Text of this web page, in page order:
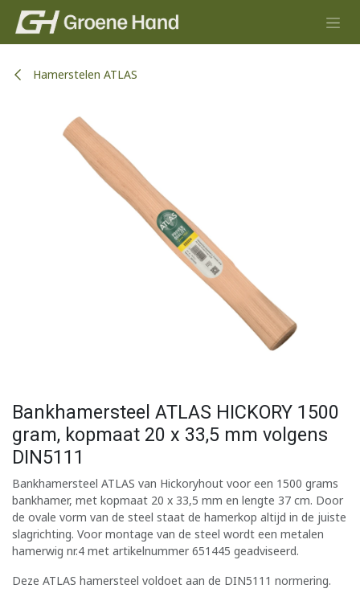
Overslaan naar inhoud
Hamerstelen ATLAS
Bankhamersteel ATLAS HICKORY 1500
gram, kopmaat 20 x 33,5 mm volgens
DIN5111
Bankhamersteel ATLAS van Hickoryhout voor een 1500 grams
bankhamer, met kopmaat 20 x 33,5 mm en lengte 37 cm. Door
de ovale vorm van de steel staat de hamerkop altijd in de juiste
slagrichting. Voor montage van de steel wordt een metalen
hamerwig nr.4 met artikelnummer 651445 geadviseerd.
Deze ATLAS hamersteel voldoet aan de DIN5111 normering.